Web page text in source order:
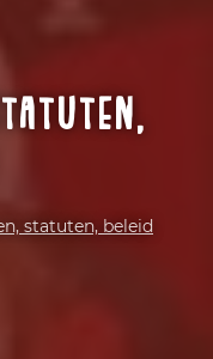
statuten, beleid